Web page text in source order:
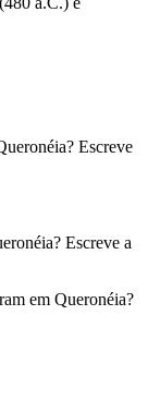
Escreve
Escreve a
em Queronéia?